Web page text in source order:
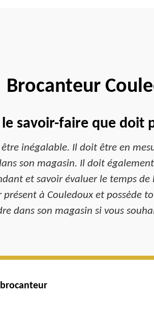
Brocanteur
savoir-faire que doit
inégalable. Il doit être en
son magasin. Il doit
et savoir évaluer le temps
à Couledoux et possède
dans son magasin si vous
brocanteur